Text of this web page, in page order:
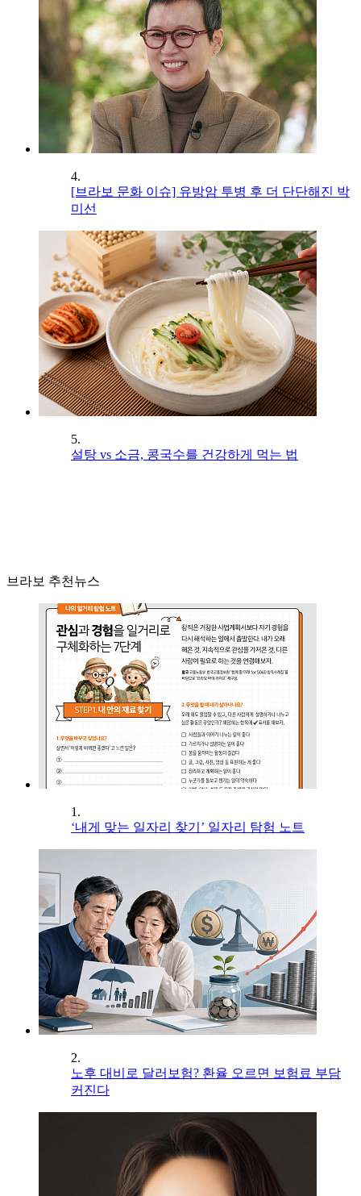
4.
[브라보 문화 이슈] 유방암 투병 후 더 단단해진 박
미선
5.
설탕 vs 소금, 콩국수를 건강하게 먹는 법
브라보 추천뉴스
1.
‘내게 맞는 일자리 찾기’ 일자리 탐험 노트
2.
노후 대비로 달러보험? 환율 오르면 보험료 부담
커진다